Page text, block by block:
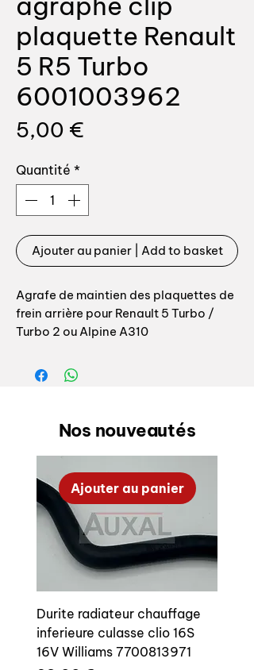
plaquette Renault
5 R5 Turbo
6001003962
5,00 €
Quantité *
Ajouter au panier | Add to basket
Agrafe de maintien des plaquettes de
frein arrière pour Renault 5 Turbo /
Turbo 2 ou Alpine A310
Référence origine: 6001003962
OEM parking / hand brake pads clips
for Renault 5 Turbo / Turbo 2 or Alpine
A310
OEM reference : 6001003962
Sold per unit, 4 per car
Nos nouveautés
Ajouter au panier
Durite radiateur chauffage
inferieure culasse clio 16S
16V Williams 7700813971